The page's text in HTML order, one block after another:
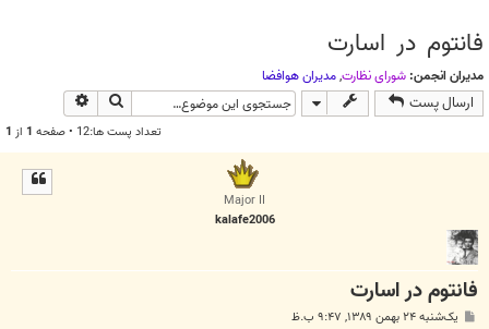
فانتوم در اسارت
مدیران انجمن: شوراي نظارت,مديران هوافضا
ارسال پست جستجو
تعداد پست ها:12 • صفحه 1 از 1
Major II
kalafe2006
فانتوم در اسارت
یک‌شنبه ۲۴ بهمن ۱۳۸۹, ۹:۴۷ ب.ظ